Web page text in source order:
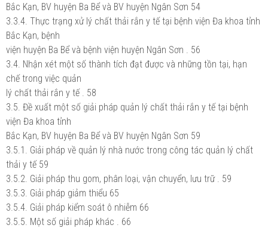
Bắc Kạn, BV huyện Ba Bể và BV huyện Ngân Sơn 54
3.3.4. Thực trạng xử lý chất thải rắn y tế tại bệnh viện Đa khoa tỉnh
Bắc Kạn, bệnh
viện huyện Ba Bể và bệnh viện huyện Ngân Sơn . 56
3.4. Nhận xét một số thành tích đạt được và những tồn tại, hạn
chế trong việc quản
lý chất thải rắn y tế . 58
3.5. Đề xuất một số giải pháp quản lý chất thải rắn y tế tại bệnh
viện Đa khoa tỉnh
Bắc Kạn, BV huyện Ba Bể và BV huyện Ngân Sơn 59
3.5.1. Giải pháp về quản lý nhà nước trong công tác quản lý chất
thải y tế 59
3.5.2. Giải pháp thu gom, phân loại, vận chuyển, lưu trữ . 59
3.5.3. Giải pháp giảm thiểu 65
3.5.4. Giải pháp kiểm soát ô nhiễm 66
3.5.5. Một số giải pháp khác . 66